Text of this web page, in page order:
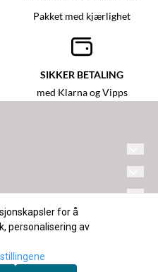
Pakket med kjærlighet
SIKKER BETALING
med Klarna og Vipps
for å
personalisering av